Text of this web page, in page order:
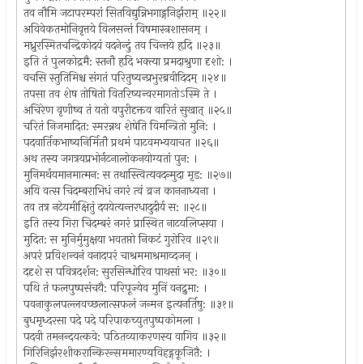
तव नौमि जटापरम्परां सितविद्युन्निभगाड्गनिर्झराम् ॥२२॥
अविवेकतमोनिवृत्तये विलसन्तं विषमास्त्रशासनम् ।
मध्रुरस्मितचन्द्रिकोदयं वदनेन्दुं तव चिन्तये हृदि ॥२३॥
इति तं पुलकोद्रमै: स्तनौ हृदि भक्त्या प्रमदाश्रुणा दृशो: ।
वचसि स्तुतिमिश्च संगतं परितुष्यन्प्रभुरब्रवीदिदम् ॥२४॥
तपसा तव शेष तोषितो वितरिष्यन्वरमागतोऽस्मि ते ।
अचिरेण वृणीष्व तं यतो वपुरीदृक्तव वारितं सुखात् ॥२५॥
चरितं निजमादित: स्मरन्नथ शेषेति विमन्त्रितो मुनि: ।
पदवार्तिकभाष्यनिर्मितौ प्रथमं पाटवमभ्ययाचत ॥२६॥
अथ तस्य जगत्रयप्रभोर्नटनालोकनयोग्यतां पुन: ।
मुनिमर्थयमानमात्मन: स तथास्त्वित्यवदन्मुदा मृड: ॥२७॥
अयि वत्स चिदम्बराभिधं नगरं त्वं व्रज काननाध्यना ।
तव तत्र नटेयमीक्षितुं दययेत्यन्तरधादुदीर्य स: ॥२८॥
इति तस्य गिरा चिदम्बरं नगरं प्रास्थित नाटयलिप्सया ।
मुदित: स मुनिर्मुमुक्षया भवतप्तो निकटं गुरोरिव ॥२९॥
अपरं प्रविशन्वनं वनादपरं चाश्रममाश्रमाव्दजन् ।
ददृशे स पवित्रदर्शन: सुरसिन्धोरिव पाथसां भर: ॥३०॥
पथि तं फलपुष्पसंचयै: परिपूज्येव मुनिं वनद्रुमा: ।
पवनाकुलपल्लवच्छलात्सफलं जन्मन इत्यनर्तिषु: ॥३१॥
बुधमृध्दरसा पदे पदे परिपाकच्युतपुष्पकोमला ।
पदवी तमनन्दयत्कवे: पठितव्याकरणस्य वागिव ॥३२॥
गिरिनिर्झरशीकरान्किरन्सममारण्यविहड्गकूजितै: ।